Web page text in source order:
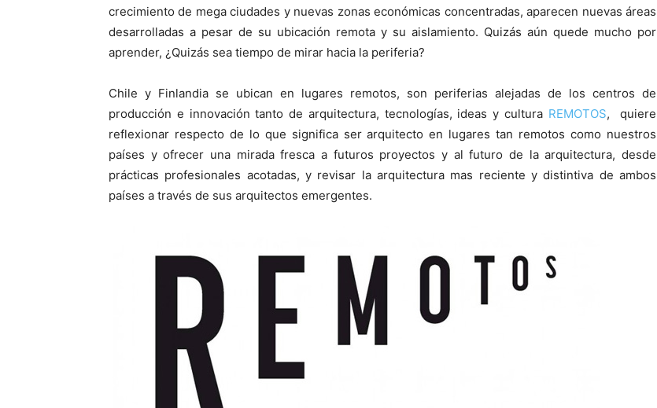
crecimiento de mega ciudades y nuevas zonas económicas concentradas, aparecen nuevas áreas
desarrolladas a pesar de su ubicación remota y su aislamiento. Quizás aún quede mucho por
aprender, ¿Quizás sea tiempo de mirar hacia la periferia?
Chile y Finlandia se ubican en lugares remotos, son periferias alejadas de los centros de
producción e innovación tanto de arquitectura, tecnologías, ideas y cultura REMOTOS, quiere
reflexionar respecto de lo que significa ser arquitecto en lugares tan remotos como nuestros
países y ofrecer una mirada fresca a futuros proyectos y al futuro de la arquitectura, desde
prácticas profesionales acotadas, y revisar la arquitectura mas reciente y distintiva de ambos
países a través de sus arquitectos emergentes.